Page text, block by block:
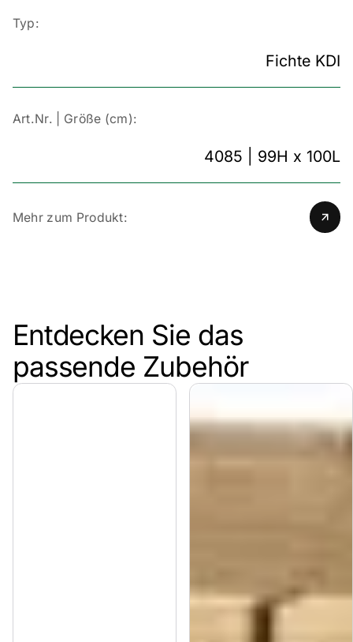
Typ:
Fichte KDI
Art.Nr. | Größe (cm):
4085 | 99H x 100L
Mehr zum Produkt:
Design, das Form und Funktion verbindet
Dauerhaft schön dank KDI-Imprägnierung
Entdecken Sie das
passende Zubehör